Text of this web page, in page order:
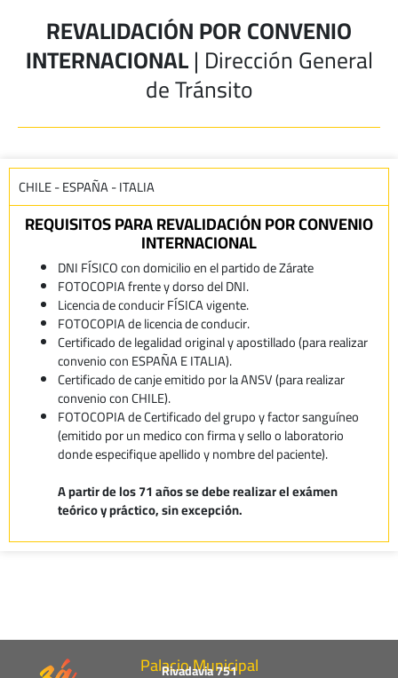
REVALIDACIÓN POR CONVENIO
INTERNACIONAL| Dirección General
de Tránsito
CHILE - ESPAÑA - ITALIA
REQUISITOS PARA REVALIDACIÓN POR CONVENIO
INTERNACIONAL
DNI FÍSICO con domicilio en el partido de Zárate
FOTOCOPIA frente y dorso del DNI.
Licencia de conducir FÍSICA vigente.
FOTOCOPIA de licencia de conducir.
Certificado de legalidad original y apostillado (para realizar
convenio con ESPAÑA E ITALIA).
Certificado de canje emitido por la ANSV (para realizar
convenio con CHILE).
FOTOCOPIA de Certificado del grupo y factor sanguíneo
(emitido por un medico con firma y sello o laboratorio
donde especifique apellido y nombre del paciente).
A partir de los 71 años se debe realizar el exámen
teórico y práctico, sin excepción.
Palacio Municipal
Rivadavia 751